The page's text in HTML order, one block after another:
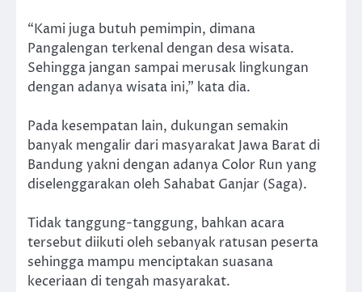
“Kami juga butuh pemimpin, dimana
Pangalengan terkenal dengan desa wisata.
Sehingga jangan sampai merusak lingkungan
dengan adanya wisata ini,” kata dia.
Pada kesempatan lain, dukungan semakin
banyak mengalir dari masyarakat Jawa Barat di
Bandung yakni dengan adanya Color Run yang
diselenggarakan oleh Sahabat Ganjar (Saga).
Tidak tanggung-tanggung, bahkan acara
tersebut diikuti oleh sebanyak ratusan peserta
sehingga mampu menciptakan suasana
keceriaan di tengah masyarakat.